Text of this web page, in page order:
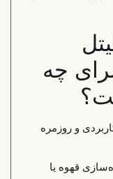
چه
و روزمره
قهوه یا